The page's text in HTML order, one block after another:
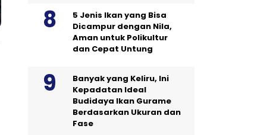
5 Jenis Ikan yang Bisa
Dicampur dengan Nila,
Aman untuk Polikultur
dan Cepat Untung
Banyak yang Keliru, Ini
Kepadatan Ideal
Budidaya Ikan Gurame
Berdasarkan Ukuran dan
Fase